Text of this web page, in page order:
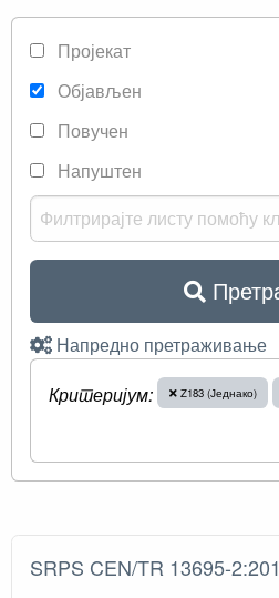
Пројекат
Објављен
Повучен
Напуштен
Напредно претраживање
Критеријум:
Z183 (Једнако)
SRPS CEN/TR 13695-